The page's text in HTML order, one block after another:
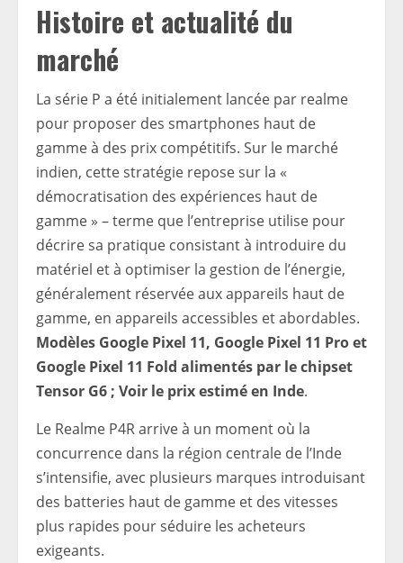
Histoire et actualité du
marché
La série P a été initialement lancée par realme
pour proposer des smartphones haut de
gamme à des prix compétitifs. Sur le marché
indien, cette stratégie repose sur la «
démocratisation des expériences haut de
gamme » – terme que l’entreprise utilise pour
décrire sa pratique consistant à introduire du
matériel et à optimiser la gestion de l’énergie,
généralement réservée aux appareils haut de
gamme, en appareils accessibles et abordables.
Modèles Google Pixel 11, Google Pixel 11 Pro et
Google Pixel 11 Fold alimentés par le chipset
Tensor G6 ; Voir le prix estimé en Inde.
Le Realme P4R arrive à un moment où la
concurrence dans la région centrale de l’Inde
s’intensifie, avec plusieurs marques introduisant
des batteries haut de gamme et des vitesses
plus rapides pour séduire les acheteurs
exigeants.